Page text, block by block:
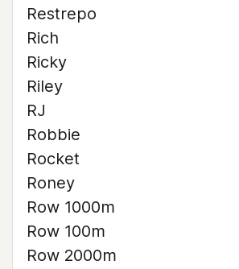
Restrepo
Rich
Ricky
Riley
RJ
Robbie
Rocket
Roney
Row 1000m
Row 100m
Row 2000m